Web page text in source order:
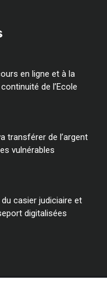
en ligne et à la
de l’Ecole
transférer de l’argent
vulnérables
du casier judiciaire et
digitalisées